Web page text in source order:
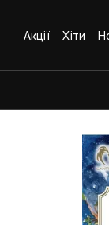
Акції
Хіти